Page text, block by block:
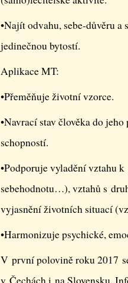
•Najít odvahu, sebe-důvěru a
jedinečnou bytostí.
Aplikace MT:
•Přeměňuje životní vzorce.
•Navrací stav člověka do
schopností.
•Podporuje vyladění vztahu
sebehodnotu…), vztahů s
vyjasnění životních situací
•Harmonizuje psychické,
V první polovině roku 2017